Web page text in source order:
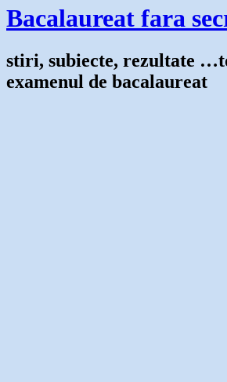
Bacalaureat fara
stiri, subiecte, rezultate
examenul de bacalaureat